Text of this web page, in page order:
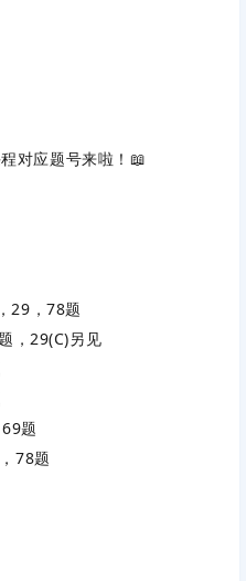
对应题号来啦！📖
29，78题
，29(C)另见
题
78题